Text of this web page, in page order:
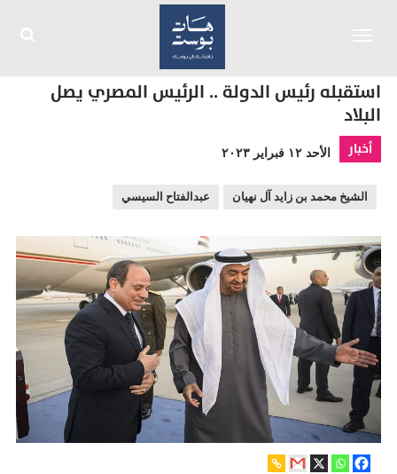
استقبله رئيس الدولة .. الرئيس المصري يصل
البلاد
أخبار الأحد ١٢ فبراير ٢٠٢٣
الشيخ محمد بن زايد آل نهيان عبدالفتاح السيسي